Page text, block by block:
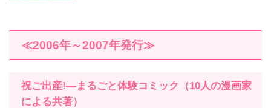
≪2006年～2007年発行≫
祝ご出産!―まるごと体験コミック（10人の漫画家
による共著）